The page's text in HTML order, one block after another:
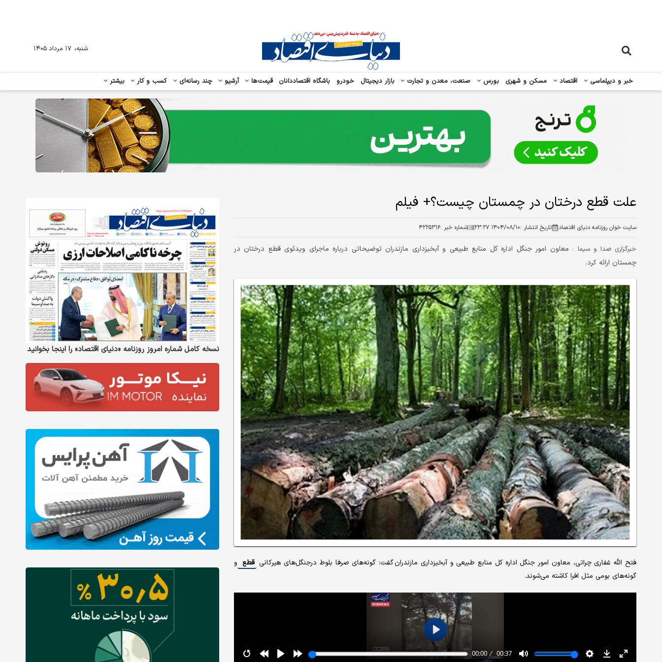
خبر و دیپلماسی اقتصاد مسکن و شهری بورس صنعت، معدن و تجارت بازار دیجیتال خودرو باشگاه اقتصاددانان قیمت‌ها آرشیو چند رسانه‌ای کسب و کار بیشتر
شنبه، ۱۷ مرداد ۱۴۰۵
علت قطع درختان در چمستان چیست؟+ فیلم
سایت خوان روزنامه دنیای اقتصاد تاریخ انتشار :۱۴۰۴/۰۸/۱۰ ۲۳:۲۷ شماره خبر :۴۲۲۵۳۱۶
خبرگزاری صدا و سیما : معاون امور جنگل اداره کل منابع طبیعی و آبخیزداری مازندران توضیحاتی درباره ماجرای ویدئوی قطع درختان در
چمستان ارائه کرد.
فتح الله غفاری چراتی، معاون امور جنگل اداره کل منابع طبیعی و آبخیزداری مازندران گفت: گونه‌های صرفا بلوط درجنگل‌های هیرکانی قطع و
گونه‌های بومی مثل افرا کاشته می‌شوند.
نسخه کامل شماره امروز روزنامه «دنیای‌ اقتصاد» را اینجا بخوانید